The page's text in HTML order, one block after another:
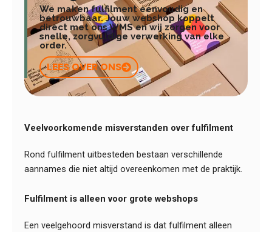
We maken fulfilment eenvoudig en
betrouwbaar. Jouw webshop koppelt
direct met ons WMS en wij zorgen voor
snelle, zorgvuldige verwerking van elke
order.
LEES OVER ONS
Veelvoorkomende misverstanden over fulfilment
Rond fulfilment uitbesteden bestaan verschillende
aannames die niet altijd overeenkomen met de praktijk.
Fulfilment is alleen voor grote webshops
Een veelgehoord misverstand is dat fulfilment alleen